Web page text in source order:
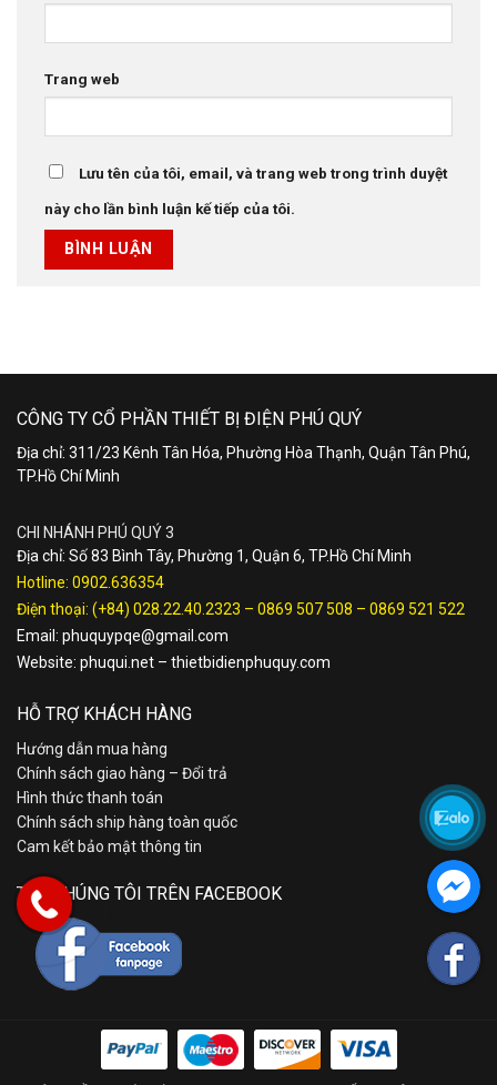
Trang web
Lưu tên của tôi, email, và trang web trong trình duyệt
này cho lần bình luận kế tiếp của tôi.
CÔNG TY CỔ PHẦN THIẾT BỊ ĐIỆN PHÚ QUÝ
Địa chỉ: 311/23 Kênh Tân Hóa, Phường Hòa Thạnh, Quận Tân Phú,
TP.Hồ Chí Minh
CHI NHÁNH PHÚ QUÝ 3
Địa chỉ: Số 83 Bình Tây, Phường 1, Quận 6, TP.Hồ Chí Minh
Hotline: 0902.636354
Điện thoại: (+84) 028.22.40.2323 – 0869 507 508 – 0869 521 522
Email: phuquypqe@gmail.com
Website: phuqui.net – thietbidienphuquy.com
HỖ TRỢ KHÁCH HÀNG
Hướng dẫn mua hàng
Chính sách giao hàng – Đổi trả
Hình thức thanh toán
Chính sách ship hàng toàn quốc
Cam kết bảo mật thông tin
TÌM CHÚNG TÔI TRÊN FACEBOOK